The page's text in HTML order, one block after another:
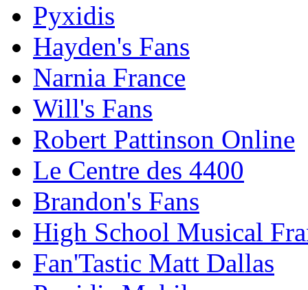
Pyxidis
Hayden's Fans
Narnia France
Will's Fans
Robert Pattinson Online
Le Centre des 4400
Brandon's Fans
High School Musical
Fan'Tastic Matt Dallas